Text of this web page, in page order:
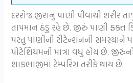
દરરોજ જીરાનું પાણી પીવાથી શરીર
તાપમાન ઠંડુ રહે છે. જીરું પાણી ફક્ત
પરંતુ પાણીની રીટેન્શનની સમસ્યાને
પોટેશિયમની માત્રા વધુ હોય છે.
શાકભાજીમાં ટેમ્પરિંગ તરીકે થાય છે.